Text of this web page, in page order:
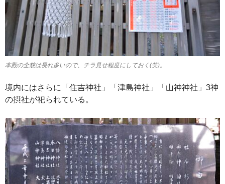
本殿の全貌は畏れ多いので、チラ見せ程度にしておく(笑)。
境内にはさらに「住吉神社」「津島神社」「山神神社」3神
の摂社が祀られている。